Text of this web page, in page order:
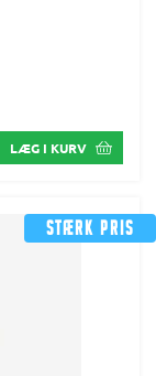
LÆG I KURV
Stærk pris